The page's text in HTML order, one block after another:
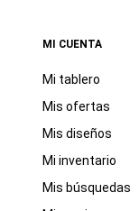
MI CUENTA
Mi tablero
Mis ofertas
Mis diseños
Mi inventario
Mis búsquedas